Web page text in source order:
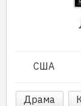
США
Драма